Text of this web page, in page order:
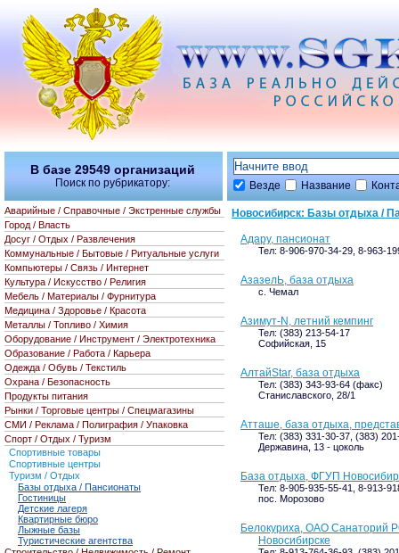
Везде Название
Новосибирск: Базы отдыха /
Адару, пансионат
Тел: 8-906-970-34-29, 8-963-
АзазелЬ, база отдыха
с. Чемал
Азимут-N, летний кемпинг
Тел: (383) 213-54-17
Софийская, 15
АлтайStar, база отдыха
Тел: (383) 343-93-64 (факс)
Станиславского, 28/1
Атташе, база отдыха,
Тел: (383) 331-30-37, (383)
Державина, 13 - цоколь
База отдыха, ФГУП
Тел: 8-905-935-55-41, 8-913-
пос. Морозово
Белокуриха, ОАО Санаторий
Новосибирске
В базе 29549 организаций
Поиск по рубрикатору:
Аварийные / Справочные / Экстренные службы
Город / Власть
Досуг / Отдых / Развлечения
Коммунальные / Бытовые / Ритуальные услуги
Компьютеры / Связь / Интернет
Культура / Искусство / Религия
Мебель / Материалы / Фурнитура
Медицина / Здоровье / Красота
Металлы / Топливо / Химия
Оборудование / Инструмент / Электротехника
Образование / Работа / Карьера
Одежда / Обувь / Текстиль
Охрана / Безопасность
Продукты питания
Рынки / Торговые центры / Спецмагазины
СМИ / Реклама / Полиграфия / Упаковка
Спорт / Отдых / Туризм
Спортивные товары
Спортивные центры
Туризм / Отдых
Базы отдыха / Пансионаты
Гостиницы
Детские лагеря
Квартирные бюро
Лыжные базы
Туристические агентства